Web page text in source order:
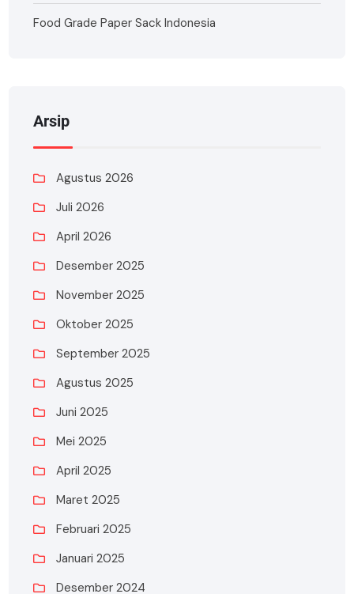
Food Grade Paper Sack Indonesia
Arsip
Agustus 2026
Juli 2026
April 2026
Desember 2025
November 2025
Oktober 2025
September 2025
Agustus 2025
Juni 2025
Mei 2025
April 2025
Maret 2025
Februari 2025
Januari 2025
Desember 2024